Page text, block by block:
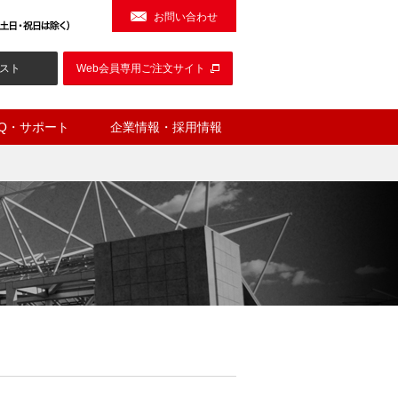
お問い合わせ
ト Web会員専用ご注文サイト
・サポート 企業情報・採用情報